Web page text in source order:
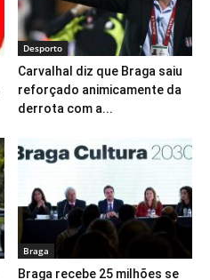
Desporto
Carvalhal diz que Braga saiu
reforçado animicamente da
derrota com a...
Braga
Braga recebe 25 milhões se